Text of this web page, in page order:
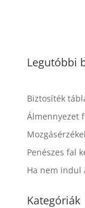
Legutóbbi
Biztosíték
Álmennyezet
Penészes fal
Ha nem indul
Kategóriák